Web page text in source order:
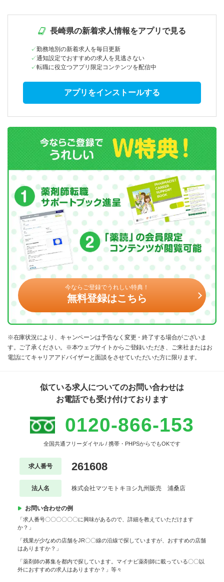
長崎県の新着求人情報をアプリで見る
勤務地別の新着求人を毎日更新
通知設定でおすすめの求人を見逃さない
転職に役立つアプリ限定コンテンツを配信中
アプリをインストールする
今ならご登録でうれしい特典！
無料登録はこちら
※在庫状況により、キャンペーンは予告なく変更・終了する場合がございま
す。ご了承ください。※本ウェブサイトからご登録いただき、ご来社またはお
電話にてキャリアアドバイザーと面談をさせていただいた方に限ります。
似ている求人についてのお問い合わせは
お電話でも受け付けております
0120-866-153
全国共通フリーダイヤル / 携帯・PHPSからでもOKです
求人番号 261608
法人名 株式会社マツモトキヨシ九州販売 浦桑店
お問い合わせの例
「求人番号〇〇〇〇〇〇に興味があるので、詳細を教えていただけます
か？」
「残業が少なめの店舗をJR〇〇線の沿線で探していますが、おすすめの店舗
はありますか？」
「薬剤師の募集を都内で探しています。マイナビ薬剤師に載っている〇〇以
外におすすめの求人はありますか？」等々